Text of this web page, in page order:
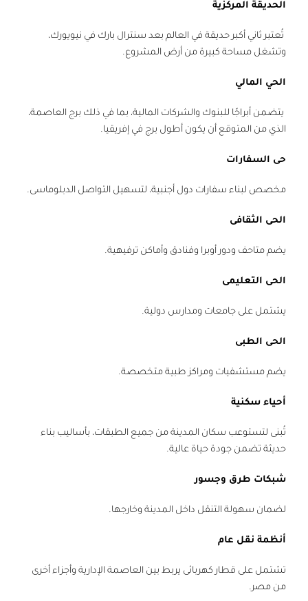
الحديقة المركزية
تُعتبر ثاني أكبر حديقة في العالم بعد سنترال بارك في نيويورك،
وتشغل مساحة كبيرة من أرض المشروع.
الحي المالي
يتضمن أبراجًا للبنوك والشركات المالية، بما في ذلك برج العاصمة،
الذي من المتوقع أن يكون أطول برج في إفريقيا.
حى السفارات
مخصص لبناء سفارات دول أجنبية، لتسهيل التواصل الدبلوماسى.
الحى الثقافى
يضم متاحف ودور أوبرا وفنادق وأماكن ترفيهية.
الحى التعليمى
يشتمل على جامعات ومدارس دولية.
الحى الطبى
يضم مستشفيات ومراكز طبية متخصصة.
أحياء سكنية
تُبنى لتستوعب سكان المدينة من جميع الطبقات، بأساليب بناء
حديثة تضمن جودة حياة عالية.
شبكات طرق وجسور
لضمان سهولة التنقل داخل المدينة وخارجها.
أنظمة نقل عام
تشتمل على قطار كهربائى يربط بين العاصمة الإدارية وأجزاء أخرى
من مصر.